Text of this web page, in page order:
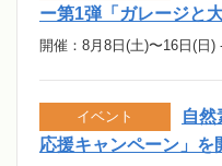
ー第1弾「ガレージと
開催：8月8日(土)〜16日(日
自然
応援キャンペーン」を
イベント